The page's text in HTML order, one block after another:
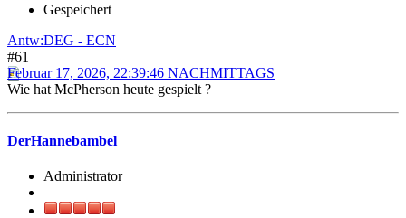
Gespeichert
Antw:DEG - ECN
#61
Februar 17, 2026, 22:39:46 NACHMITTAGS
Wie hat McPherson heute gespielt ?
DerHannebambel
Administrator